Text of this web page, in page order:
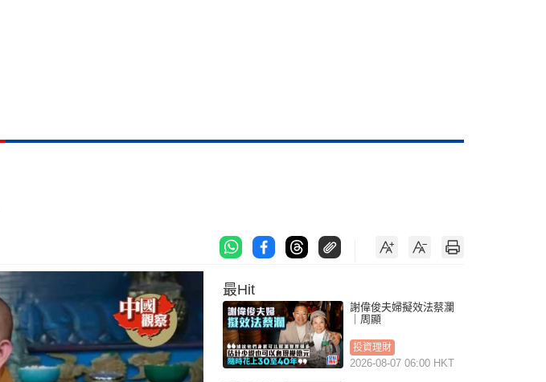
最Hit
謝偉俊夫婦擬效法蔡瀾
｜周顯
投資理財
2026-08-07 06:00 HKT